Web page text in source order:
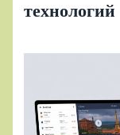
технологий